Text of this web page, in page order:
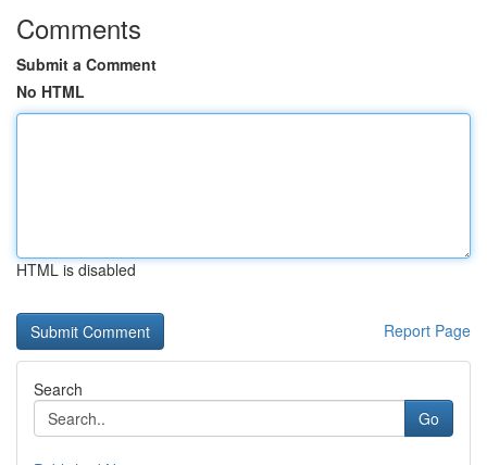
Comments
Submit a Comment
No HTML
HTML is disabled
Report Page
Search
Go